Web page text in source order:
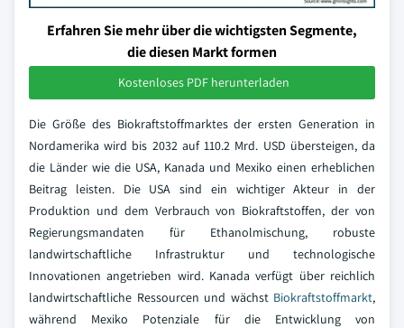
Erfahren Sie mehr über die wichtigsten Segmente,
die diesen Markt formen
Kostenloses PDF herunterladen
Die Größe des Biokraftstoffmarktes der ersten Generation in
Nordamerika wird bis 2032 auf 110.2 Mrd. USD übersteigen, da
die Länder wie die USA, Kanada und Mexiko einen erheblichen
Beitrag leisten. Die USA sind ein wichtiger Akteur in der
Produktion und dem Verbrauch von Biokraftstoffen, der von
Regierungsmandaten für Ethanolmischung, robuste
landwirtschaftliche Infrastruktur und technologische
Innovationen angetrieben wird. Kanada verfügt über reichlich
landwirtschaftliche Ressourcen und wächst Biokraftstoffmarkt,
während Mexiko Potenziale für die Entwicklung von